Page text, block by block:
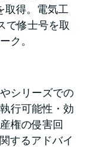
取得。電気工
で修士号を取
ク。
シリーズでの
行可能性・効
権の侵害回
するアドバイ